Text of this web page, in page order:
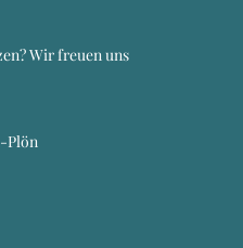
Wir freuen uns
Plön